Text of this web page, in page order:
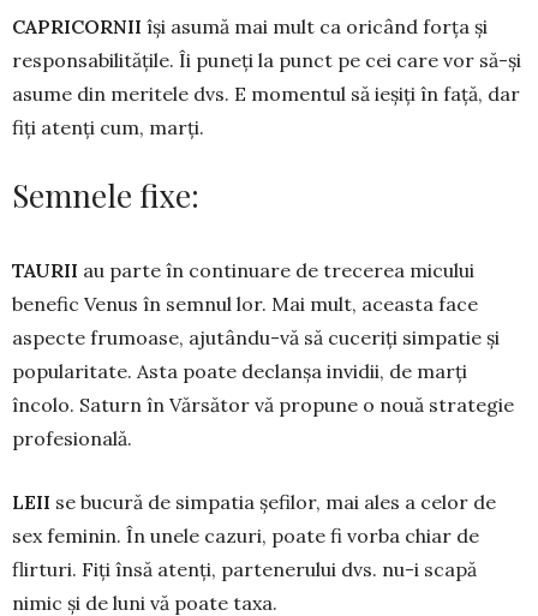
CAPRICORNII își asumă mai mult ca oricând forța și
responsabilitățile. Îi puneți la punct pe cei care vor să-și
asume din me­ritele dvs. E momentul să ieșiți în față, dar
fiți atenți cum, marți.
Semnele fixe:
TAURII au parte în continuare de trecerea micului
benefic Venus în semnul lor. Mai mult, aceasta face
aspecte frumoase, aju­tându-vă să cuceriți simpatie și
popularitate. Asta poate declanșa invidii, de marți
încolo. Saturn în Vărsător vă propune o nouă strategie
profesională.
LEII se bucură de simpatia șefilor, mai ales a celor de
sex feminin. În unele cazuri, poate fi vorba chiar de
flirturi. Fiți însă atenți, partenerului dvs. nu-i scapă
nimic și de luni vă poate taxa.